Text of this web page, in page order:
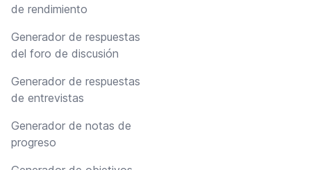
de rendimiento
Generador de respuestas
del foro de discusión
Generador de respuestas
de entrevistas
Generador de notas de
progreso